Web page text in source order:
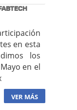
en esta
los
en el
VER MÁS